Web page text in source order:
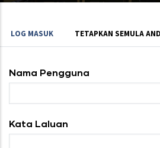
Tab
utama
LOG MASUK TETAPKAN SEMULA
Nama Pengguna
Kata Laluan